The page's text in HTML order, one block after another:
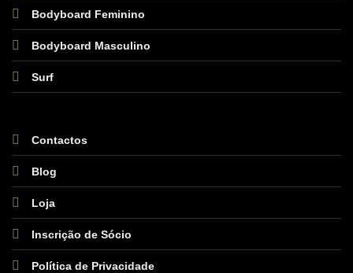
Bodyboard Feminino
Bodyboard Masculino
Surf
Contactos
Blog
Loja
Inscrição de Sócio
Política de Privacidade